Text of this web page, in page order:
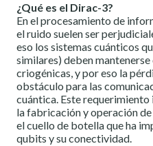
¿Qué es el Dirac-3?
En el procesamiento de
el ruido suelen ser
eso los sistemas cuánticos
similares) deben mantenerse
criogénicas, y por eso la
obstáculo para las
cuántica. Este
la fabricación y operación
el cuello de botella que ha
qubits y su conectividad.